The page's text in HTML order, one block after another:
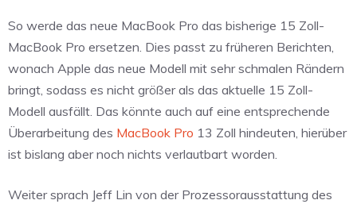
So werde das neue MacBook Pro das bisherige 15 Zoll-
MacBook Pro ersetzen. Dies passt zu früheren Berichten,
wonach Apple das neue Modell mit sehr schmalen Rändern
bringt, sodass es nicht größer als das aktuelle 15 Zoll-
Modell ausfällt. Das könnte auch auf eine entsprechende
Überarbeitung des MacBook Pro 13 Zoll hindeuten, hierüber
ist bislang aber noch nichts verlautbart worden.
Weiter sprach Jeff Lin von der Prozessorausstattung des